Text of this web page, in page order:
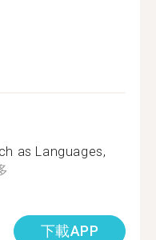
as Languages,
下載APP